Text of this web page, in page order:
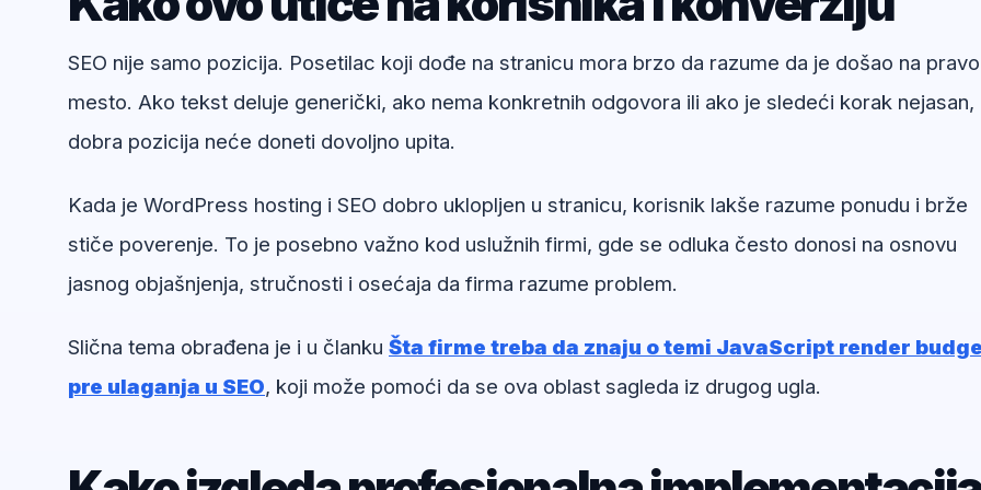
SEO nije samo pozicija. Posetilac koji dođe na stranicu mora brzo da razume da je došao na pravo
mesto. Ako tekst deluje generički, ako nema konkretnih odgovora ili ako je sledeći korak nejasan,
dobra pozicija neće doneti dovoljno upita.
Kada je WordPress hosting i SEO dobro uklopljen u stranicu, korisnik lakše razume ponudu i brže
stiče poverenje. To je posebno važno kod uslužnih firmi, gde se odluka često donosi na osnovu
jasnog objašnjenja, stručnosti i osećaja da firma razume problem.
Slična tema obrađena je i u članku Šta firme treba da znaju o temi JavaScript render
pre ulaganja u SEO, koji može pomoći da se ova oblast sagleda iz drugog ugla.